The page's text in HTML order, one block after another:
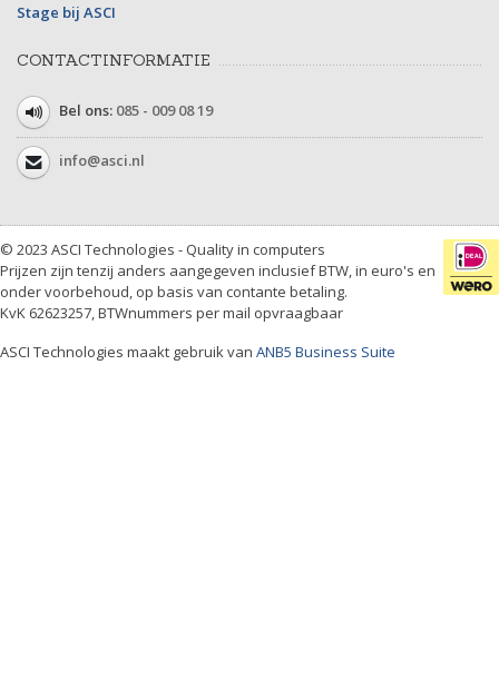
Stage bij ASCI
CONTACTINFORMATIE
Bel ons: 085 - 009 08 19
info@asci.nl
© 2023 ASCI Technologies - Quality in computers
Prijzen zijn tenzij anders aangegeven inclusief BTW, in euro's en
onder voorbehoud, op basis van contante betaling.
KvK 62623257, BTWnummers per mail opvraagbaar
ASCI Technologies maakt gebruik van ANB5 Business Suite